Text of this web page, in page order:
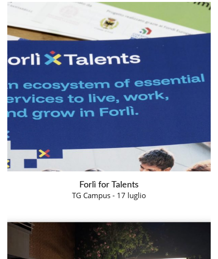
Forlì for Talents
TG Campus - 17 luglio